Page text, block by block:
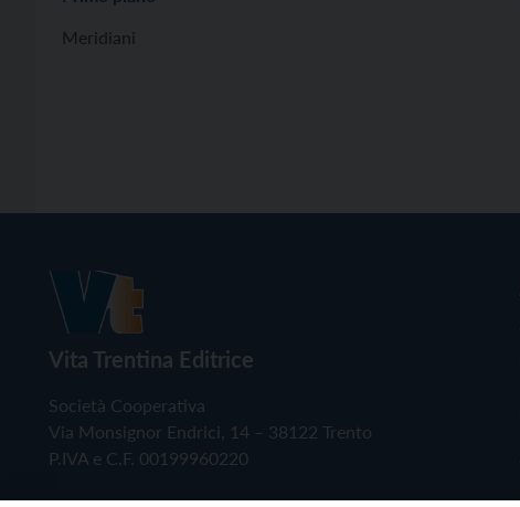
Meridiani
Vita Trentina Editrice
Società Cooperativa
Via Monsignor Endrici, 14 – 38122 Trento
P.IVA e C.F. 00199960220